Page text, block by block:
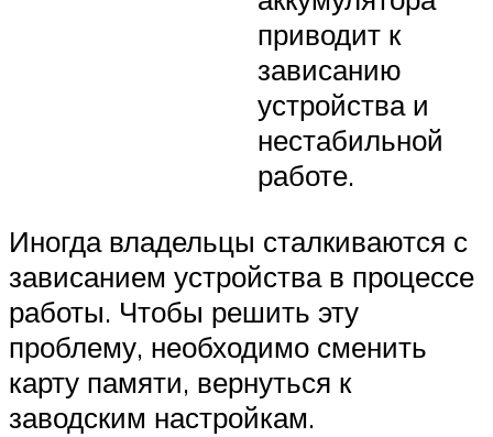
приводит к
зависанию
устройства и
нестабильной
работе.
Иногда владельцы сталкиваются с
зависанием устройства в процессе
работы. Чтобы решить эту
проблему, необходимо сменить
карту памяти, вернуться к
заводским настройкам.